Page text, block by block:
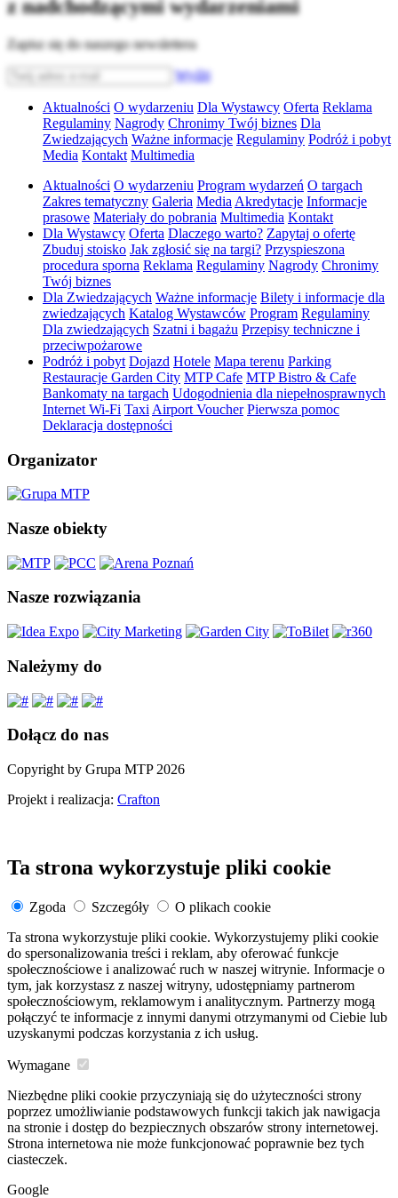
z nadchodzącymi wydarzeniami
Zapisz się do naszego newslettera
Wyślij
Aktualności O wydarzeniu Dla Wystawcy Oferta Reklama
Regulaminy Nagrody Chronimy Twój biznes Dla
Zwiedzających Ważne informacje Regulaminy Podróż i pobyt
Media Kontakt Multimedia
Aktualności O wydarzeniu Program wydarzeń O targach
Zakres tematyczny Galeria Media Akredytacje Informacje
prasowe Materiały do pobrania Multimedia Kontakt
Dla Wystawcy Oferta Dlaczego warto? Zapytaj o ofertę
Zbuduj stoisko Jak zgłosić się na targi? Przyspieszona
procedura sporna Reklama Regulaminy Nagrody Chronimy
Twój biznes
Dla Zwiedzających Ważne informacje Bilety i informacje dla
zwiedzających Katalog Wystawców Program Regulaminy
Dla zwiedzających Szatni i bagażu Przepisy techniczne i
przeciwpożarowe
Podróż i pobyt Dojazd Hotele Mapa terenu Parking
Restauracje Garden City MTP Cafe MTP Bistro & Cafe
Bankomaty na targach Udogodnienia dla niepełnosprawnych
Internet Wi-Fi Taxi Airport Voucher Pierwsza pomoc
Deklaracja dostępności
Organizator
Nasze obiekty
Nasze rozwiązania
Należymy do
Dołącz do nas
Copyright by Grupa MTP 2026
Projekt i realizacja: Crafton
Ta strona wykorzystuje pliki cookie
Zgoda Szczegóły
O plikach cookie
Ta strona wykorzystuje pliki cookie. Wykorzystujemy pliki cookie
do spersonalizowania treści i reklam, aby oferować funkcje
społecznościowe i analizować ruch w naszej witrynie. Informacje o
tym, jak korzystasz z naszej witryny, udostępniamy partnerom
społecznościowym, reklamowym i analitycznym. Partnerzy mogą
połączyć te informacje z innymi danymi otrzymanymi od Ciebie lub
uzyskanymi podczas korzystania z ich usług.
Wymagane
Niezbędne pliki cookie przyczyniają się do użyteczności strony
poprzez umożliwianie podstawowych funkcji takich jak nawigacja
na stronie i dostęp do bezpiecznych obszarów strony internetowej.
Strona internetowa nie może funkcjonować poprawnie bez tych
ciasteczek.
Google